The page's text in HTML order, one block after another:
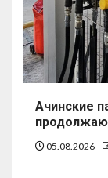
Ачинские
05.08.2026